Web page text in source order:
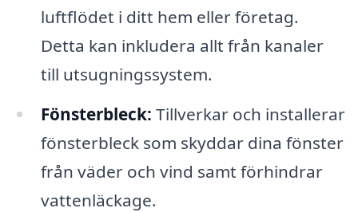
luftflödet i ditt hem eller företag.
Detta kan inkludera allt från kanaler
till utsugningssystem.
Fönsterbleck: Tillverkar och installerar
fönsterbleck som skyddar dina fönster
från väder och vind samt förhindrar
vattenläckage.